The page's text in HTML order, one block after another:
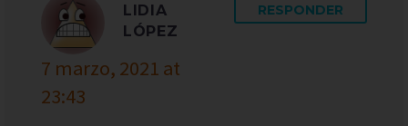
LIDIA
LÓPEZ
7 marzo, 2021 at
23:43
RESPONDER